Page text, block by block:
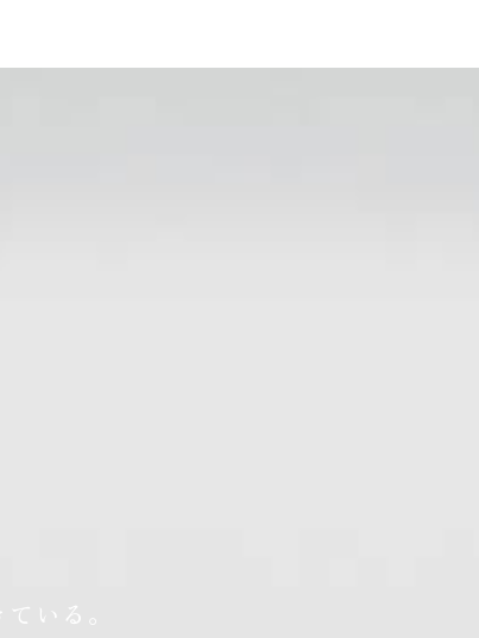
いる。